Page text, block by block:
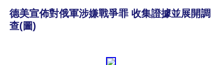
德美宣佈對俄軍涉嫌戰爭罪 收集證據並展開調
查(圖)